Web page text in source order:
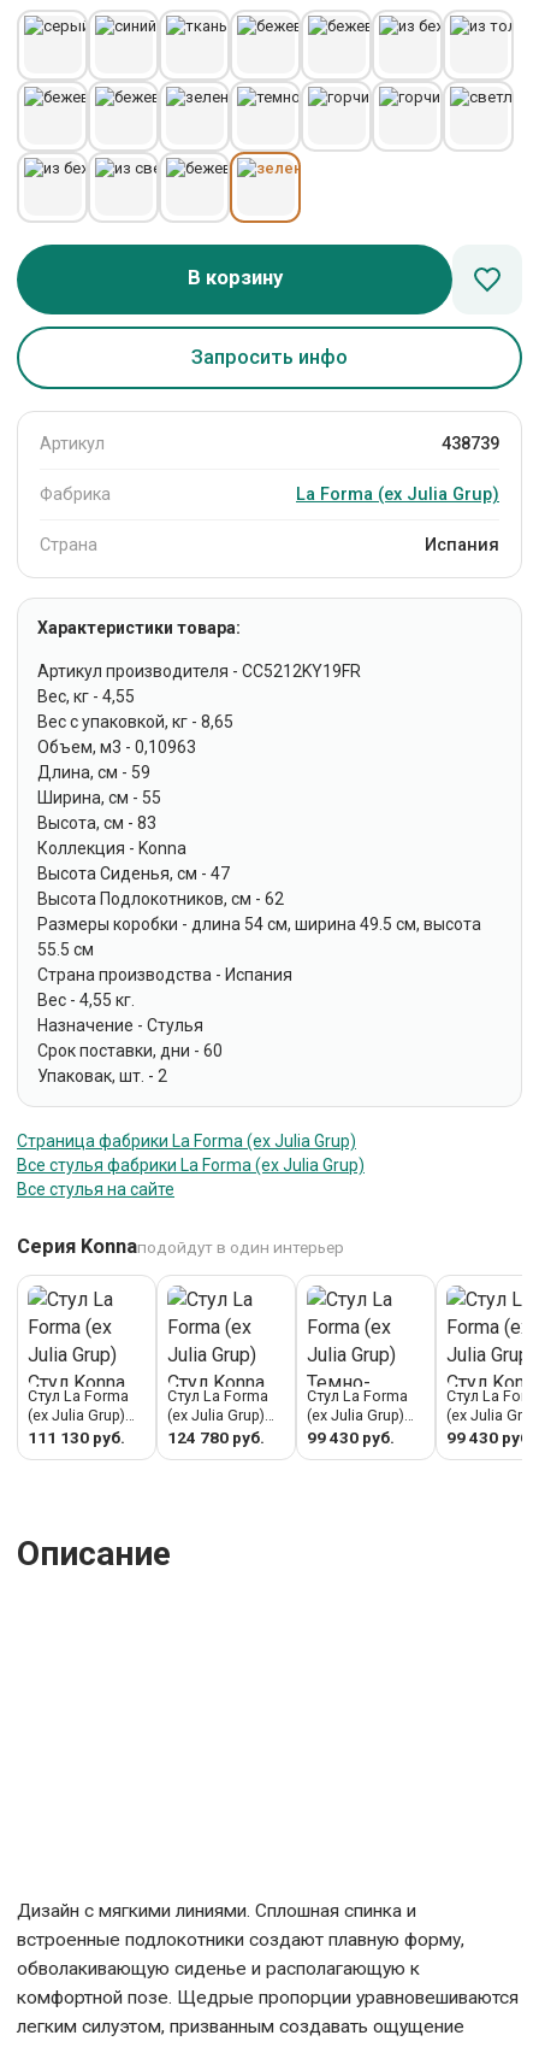
В корзину
Запросить инфо
Артикул 438739
Фабрика La Forma (ех Julia Grup)
Страна Испания
Характеристики товара:
Артикул производителя - CC5212KY19FR
Вес, кг - 4,55
Вес с упаковкой, кг - 8,65
Объем, м3 - 0,10963
Длина, см - 59
Ширина, см - 55
Высота, см - 83
Коллекция - Konna
Высота Сиденья, см - 47
Высота Подлокотников, см - 62
Размеры коробки - длина 54 см, ширина 49.5 см, высота
55.5 см
Страна производства - Испания
Вес - 4,55 кг.
Назначение - Стулья
Срок поставки, дни - 60
Упаковак, шт. - 2
Страница фабрики La Forma (ех Julia Grup)
Все стулья фабрики La Forma (ех Julia Grup)
Все стулья на сайте
Серия Konnaподойдут в один интерьер
Стул La Forma
(ех Julia Grup)
Стул Konna из
бежевой синели
111 130 руб.
Стул La Forma
(ех Julia Grup)
Стул Konna
бежевого цвета
505916
124 780 руб.
Стул La Forma
(ех Julia Grup)
Темно-серый
стул Konna арт.
99 430 руб.
Стул La
(ех Julia
Стул Konna
горчичного
99 430 руб.
Описание
Дизайн с мягкими линиями. Сплошная спинка и
встроенные подлокотники создают плавную форму,
обволакивающую сиденье и располагающую к
комфортной позе. Щедрые пропорции уравновешиваются
легким силуэтом, призванным создавать ощущение